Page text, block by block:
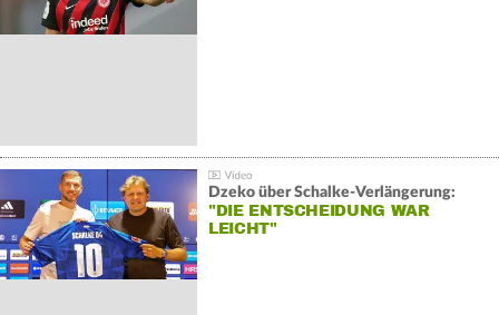
Dzeko über Schalke-Verlängerung:
"DIE ENTSCHEIDUNG WAR
LEICHT"